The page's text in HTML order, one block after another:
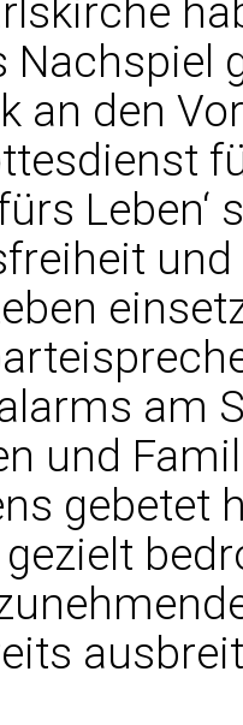
Nachspiel
an den
am
und
gebetet